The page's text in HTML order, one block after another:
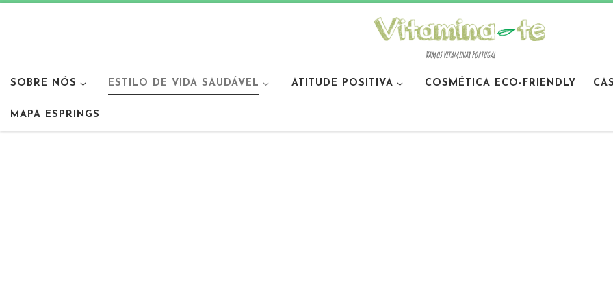
Vamos Vitaminar Portugal
SOBRE NÓS ESTILO DE VIDA SAUDÁVEL ATITUDE POSITIVA COSMÉTICA ECO-FRIENDLY
MAPA ESPRINGS